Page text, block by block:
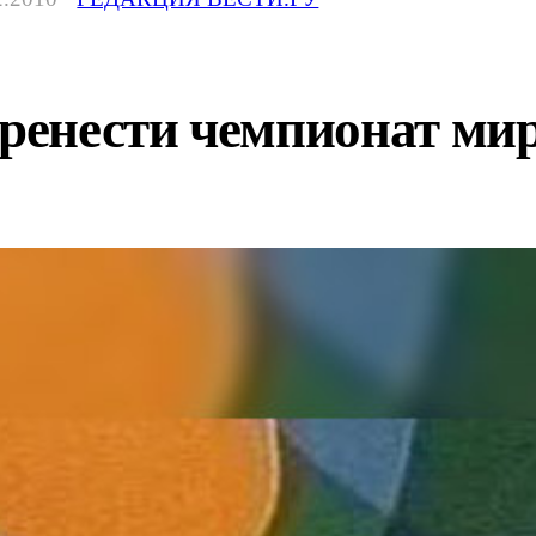
чемпионат